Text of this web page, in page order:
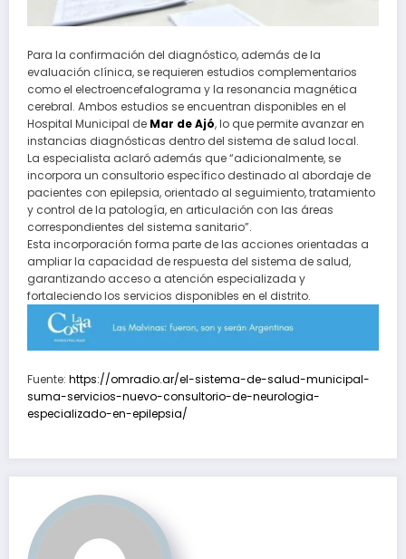
Para la confirmación del diagnóstico, además de la
evaluación clínica, se requieren estudios complementarios
como el electroencefalograma y la resonancia magnética
cerebral. Ambos estudios se encuentran disponibles en el
Hospital Municipal de Mar de Ajó, lo que permite avanzar en
instancias diagnósticas dentro del sistema de salud local.
La especialista aclaró además que “adicionalmente, se
incorpora un consultorio específico destinado al abordaje de
pacientes con epilepsia, orientado al seguimiento, tratamiento
y control de la patología, en articulación con las áreas
correspondientes del sistema sanitario”.
Esta incorporación forma parte de las acciones orientadas a
ampliar la capacidad de respuesta del sistema de salud,
garantizando acceso a atención especializada y
fortaleciendo los servicios disponibles en el distrito.
Fuente: https://omradio.ar/el-sistema-de-salud-municipal-
suma-servicios-nuevo-consultorio-de-neurologia-
especializado-en-epilepsia/